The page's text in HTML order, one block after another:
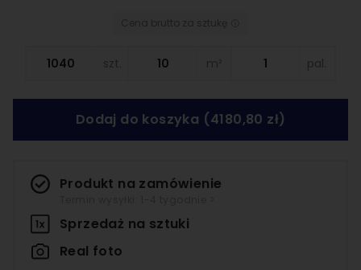
pal.
Dodaj do koszyka (4180,80 zł)
Produkt na zamówienie
Sprzedaż na sztuki
Real foto